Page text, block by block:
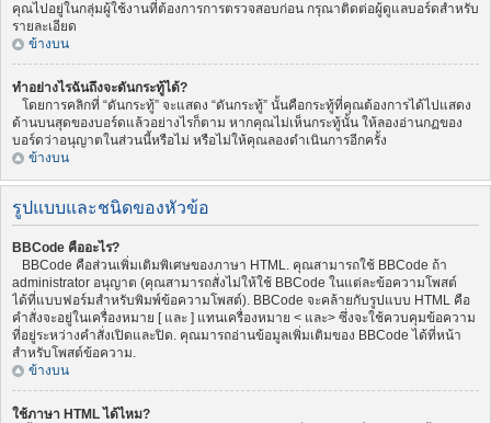
คุณไปอยู่ในกลุ่มผู้ใช้งานที่ต้องการการตรวจสอบก่อน กรุณาติดต่อผู้ดูแลบอร์ดสำหรับ
รายละเอียด
ข้างบน
ทำอย่างไรฉันถึงจะดันกระทู้ได้?
โดยการคลิกที่ “ดันกระทู้” จะแสดง “ดันกระทู้” นั้นคือกระทู้ที่คุณต้องการได้ไปแสดง
ด้านบนสุดของบอร์ดแล้วอย่างไรก็ตาม หากคุณไม่เห็นกระทู้นั้น ให้ลองอ่านกฏของ
บอร์ดว่าอนุญาตในส่วนนี้หรือไม่ หรือไม่ให้คุณลองดำเนินการอีกครั้ง
ข้างบน
รูปแบบและชนิดของหัวข้อ
BBCode คืออะไร?
BBCode คือส่วนเพิ่มเติมพิเศษของภาษา HTML. คุณสามารถใช้ BBCode ถ้า
administrator อนุญาต (คุณสามารถสั่งไม่ให้ใช้ BBCode ในแต่ละข้อความโพสต์
ได้ที่แบบฟอร์มสำหรับพิมพ์ข้อความโพสต์). BBCode จะคล้ายกับรูปแบบ HTML คือ
คำสั่งจะอยู่ในเครื่องหมาย [ และ ] แทนเครื่องหมาย < และ> ซึ่งจะใช้ควบคุมข้อความ
ที่อยู่ระหว่างคำสั่งเปิดและปิด. คุณมารถอ่านข้อมูลเพิ่มเติมของ BBCode ได้ที่หน้า
สำหรับโพสต์ข้อความ.
ข้างบน
ใช้ภาษา HTML ได้ไหม?